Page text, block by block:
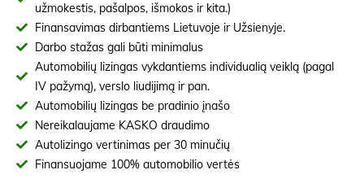
užmokestis, pašalpos, išmokos ir kita.)
Finansavimas dirbantiems Lietuvoje ir Užsienyje.
Darbo stažas gali būti minimalus
Automobilių lizingas vykdantiems individualią veiklą (pagal
IV pažymą), verslo liudijimą ir pan.
Automobilių lizingas be pradinio įnašo
Nereikalaujame KASKO draudimo
Autolizingo vertinimas per 30 minučių
Finansuojame 100% automobilio vertės